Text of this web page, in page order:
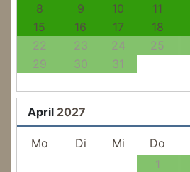
8
9 10 11
15
16 17 18
22
23 24 25
29
30 31
April 2027
Mo Di Mi Do
1